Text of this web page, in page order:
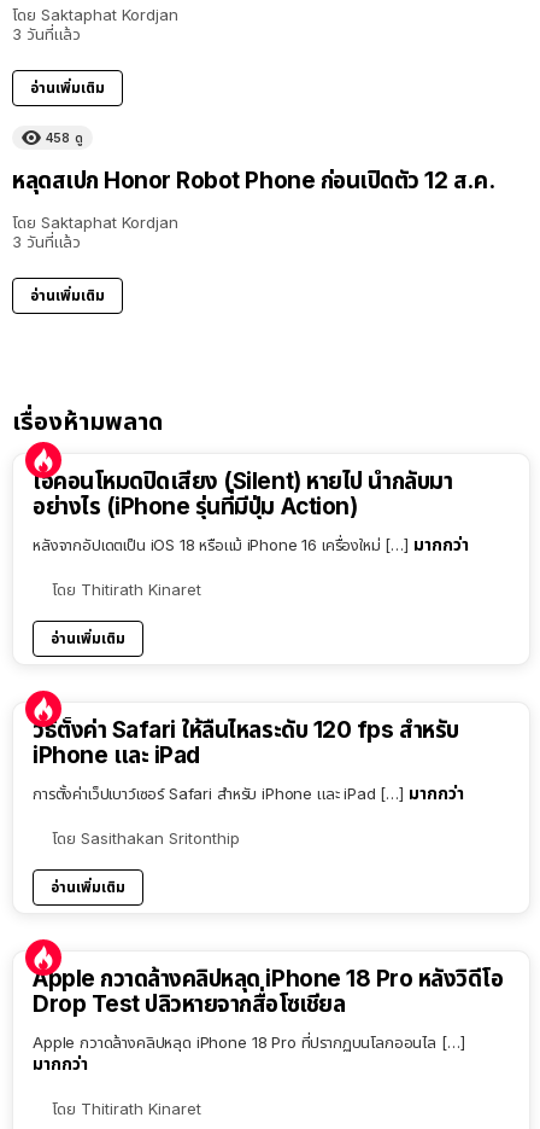
โดย Saktaphat Kordjan
3 วันที่แล้ว
อ่านเพิ่มเติม
458 ดู
หลุดสเปก Honor Robot Phone ก่อนเปิดตัว 12 ส.ค.
โดย Saktaphat Kordjan
3 วันที่แล้ว
อ่านเพิ่มเติม
เรื่องห้ามพลาด
ไอคอนโหมดปิดเสียง (Silent) หายไป นำกลับมา
อย่างไร (iPhone รุ่นที่มีปุ่ม Action)
หลังจากอัปเดตเป็น iOS 18 หรือแม้ iPhone 16 เครื่องใหม่ […] มากกว่า
โดย Thitirath Kinaret
อ่านเพิ่มเติม
วิธีตั้งค่า Safari ให้ลื่นไหลระดับ 120 fps สำหรับ
iPhone และ iPad
การตั้งค่าเว็ปเบาว์เซอร์ Safari สำหรับ iPhone และ iPad […] มากกว่า
โดย Sasithakan Sritonthip
อ่านเพิ่มเติม
Apple กวาดล้างคลิปหลุด iPhone 18 Pro หลังวิดีโอ
Drop Test ปลิวหายจากสื่อโซเชียล
Apple กวาดล้างคลิปหลุด iPhone 18 Pro ที่ปรากฏบนโลกออนไล […]
มากกว่า
โดย Thitirath Kinaret